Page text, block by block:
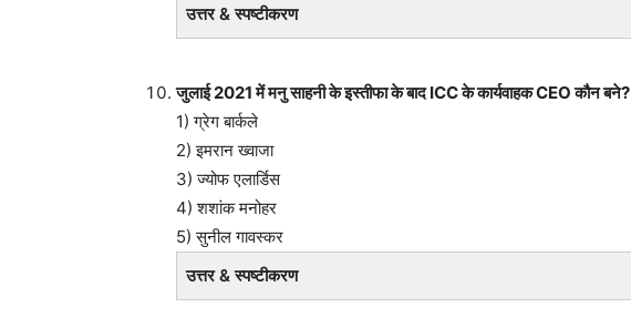
उत्तर & स्पष्टीकरण
जुलाई 2021 में मनु साहनी के इस्तीफा के बाद ICC के कार्यवाहक CEO कौन बने?
1) ग्रेग बार्कले
2) इमरान ख्वाजा
3) ज्योफ एलार्डिस
4) शशांक मनोहर
5) सुनील गावस्कर
उत्तर & स्पष्टीकरण